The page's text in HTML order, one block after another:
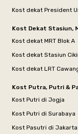
Kost dekat President
Kost Dekat Stasiun,
Kost dekat MRT Blok A
Kost dekat Stasiun
Kost dekat LRT
Kost Putra, Putri &
Kost Putri di Jogja
Kost Putri di Surabaya
Kost Pasutri di